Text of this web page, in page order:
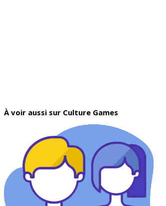
À voir aussi sur Culture Games